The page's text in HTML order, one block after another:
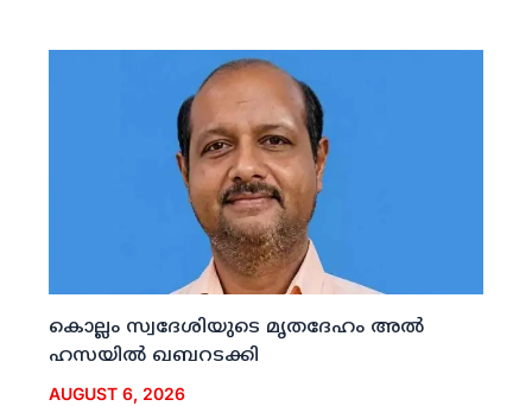
കൊല്ലം സ്വദേശിയുടെ മൃതദേഹം അല്‍
ഹസയില്‍ ഖബറടക്കി
AUGUST 6, 2026